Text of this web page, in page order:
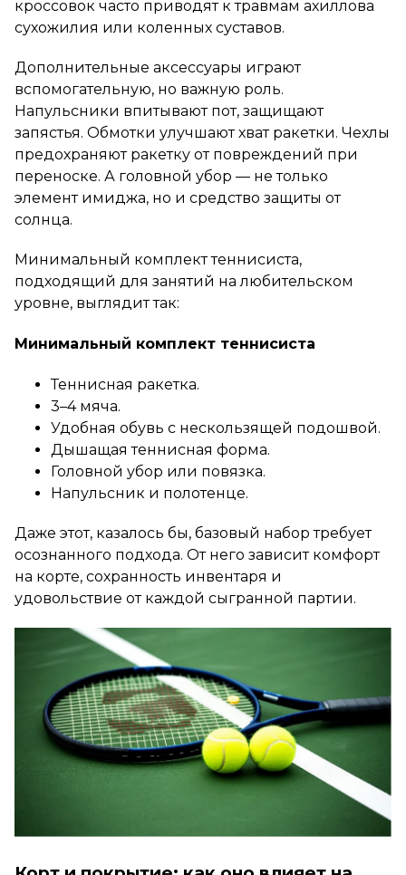
кроссовок часто приводят к травмам ахиллова
сухожилия или коленных суставов.
Дополнительные аксессуары играют
вспомогательную, но важную роль.
Напульсники впитывают пот, защищают
запястья. Обмотки улучшают хват ракетки. Чехлы
предохраняют ракетку от повреждений при
переноске. А головной убор — не только
элемент имиджа, но и средство защиты от
солнца.
Минимальный комплект теннисиста,
подходящий для занятий на любительском
уровне, выглядит так:
Минимальный комплект теннисиста
Теннисная ракетка.
3–4 мяча.
Удобная обувь с нескользящей подошвой.
Дышащая теннисная форма.
Головной убор или повязка.
Напульсник и полотенце.
Даже этот, казалось бы, базовый набор требует
осознанного подхода. От него зависит комфорт
на корте, сохранность инвентаря и
удовольствие от каждой сыгранной партии.